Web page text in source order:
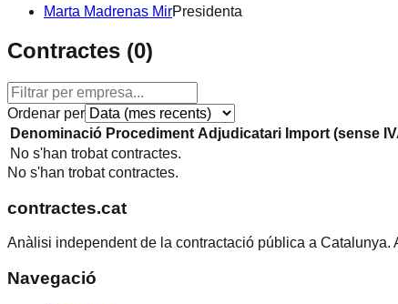
Marta Madrenas MirPresidenta
Contractes (0)
Ordenar per
Denominació Procediment Adjudicatari Import (sense
No s'han trobat contractes.
No s'han trobat contractes.
contractes.cat
Anàlisi independent de la contractació pública a Catalunya.
Navegació